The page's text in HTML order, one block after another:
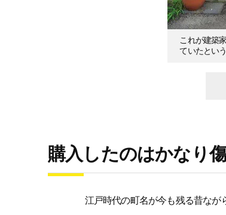
これが建築
ていたとい
購入したのはかなり
江戸時代の町名が今も残る昔なが